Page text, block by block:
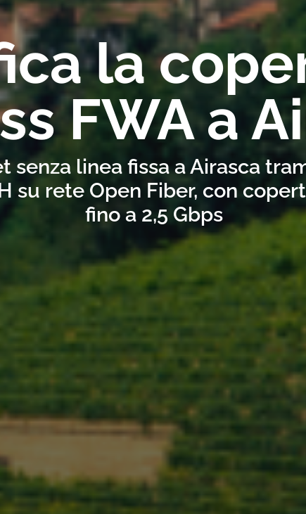
la
FWA a
senza linea fissa a Airasca
su rete Open Fiber, con
fino a 2,5 Gbps